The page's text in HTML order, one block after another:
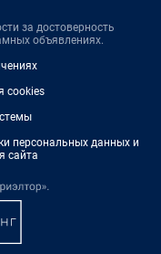
за достоверность
объявлениях.
cookies
персональных данных и
сайта